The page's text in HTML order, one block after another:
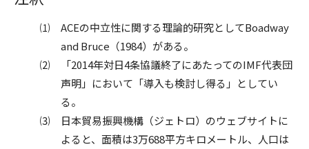
⑴ ACEの中立性に関する理論的研究としてBoadway
and Bruce（1984）がある。
⑵ 「2014年対日4条協議終了にあたってのIMF代表団
声明」において「導入も検討し得る」としてい
る。
⑶ 日本貿易振興機構（ジェトロ）のウェブサイトに
よると、面積は3万688平方キロメートル、人口は